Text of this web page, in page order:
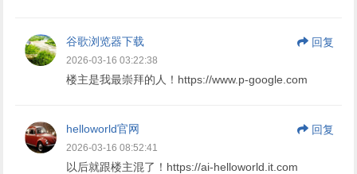
谷歌浏览器下载 回复
2026-03-16 03:22:38
楼主是我最崇拜的人！https://www.p-google.com
helloworld官网 回复
2026-03-16 08:52:41
以后就跟楼主混了！https://ai-helloworld.it.com